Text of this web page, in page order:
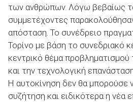
ΑΝΑΖΗΤΗΣΗ
Μεταχειρισμένα
των ανθρώπων. Λόγω βεβαίως
συμμετέχοντες
απόσταση. Το συνέδρειο
Τορίνο με βάση το συνεδριακό
κεντρικό θέμα προβληματισμού
και την τεχνολογική
Η αυτοκίνηση δεν θα μπορούσε
συζήτηση και ειδικότερα η νέα